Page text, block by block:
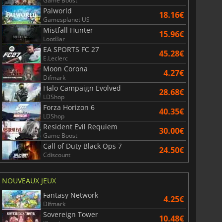
Gate 3 Elden Ring
Palworld
Gamesplanet US 18.16€
Mistfall Hunter
LootBar 15.96€
EA SPORTS FC 27
E.Leclerc 45.28€
Moon Corona
Difmark 4.27€
Halo Campaign Evolved
LDShop 28.68€
Forza Horizon 6
LDShop 40.35€
Resident Evil Requiem
Game Boost 30.00€
Call of Duty Black Ops 7
Cdiscount 24.50€
NOUVEAUX JEUX
Fantasy Network
Difmark 4.25€
Sovereign Tower 10.48€